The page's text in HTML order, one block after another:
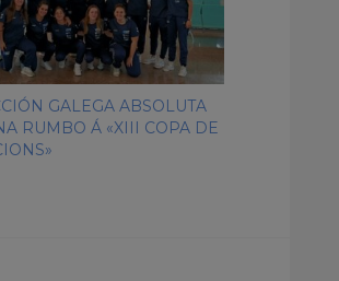
GALEGA ABSOLUTA
RUMBO Á «XIII COPA DE